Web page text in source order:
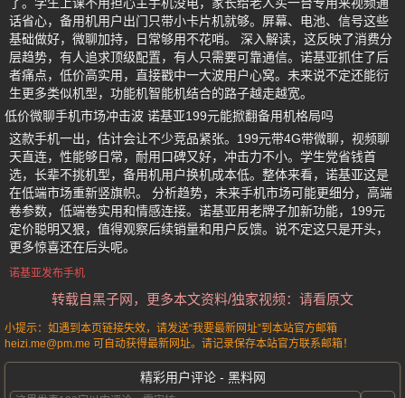
话省心，备用机用户出门只带小卡片机就够。屏幕、电池、信号这些
基础做好，微聊加持，日常够用不花哨。 深入解读，这反映了消费分
层趋势，有人追求顶级配置，有人只需要可靠通信。诺基亚抓住了后
者痛点，低价高实用，直接戳中一大波用户心窝。未来说不定还能衍
生更多类似机型，功能机智能机结合的路子越走越宽。
低价微聊手机市场冲击波 诺基亚199元能掀翻备用机格局吗
这款手机一出，估计会让不少竞品紧张。199元带4G带微聊，视频聊
天直连，性能够日常，耐用口碑又好，冲击力不小。学生党省钱首
选，长辈不挑机型，备用机用户换机成本低。整体来看，诺基亚这是
在低端市场重新竖旗帜。 分析趋势，未来手机市场可能更细分，高端
卷参数，低端卷实用和情感连接。诺基亚用老牌子加新功能，199元
定价聪明又狠，值得观察后续销量和用户反馈。说不定这只是开头，
更多惊喜还在后头呢。
诺基亚发布手机
转载自黑子网，更多本文资料/独家视频：请看原文
小提示：如遇到本页链接失效，请发送“我要最新网址”到本站官方邮箱
heizi.me@pm.me 可自动获得最新网址。请记录保存本站官方联系邮箱！
精彩用户评论 - 黑料网